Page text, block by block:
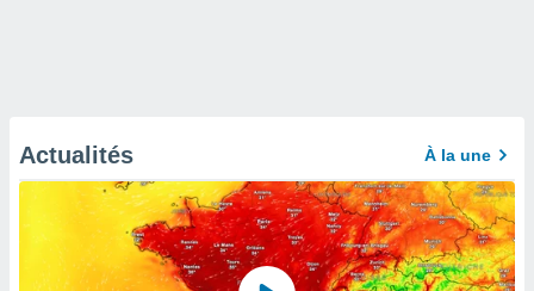
Actualités À la une